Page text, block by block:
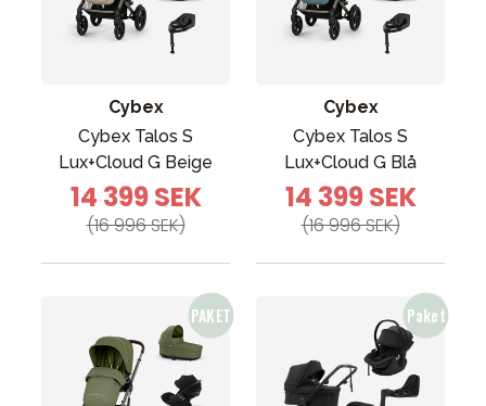
Cybex
Cybex Talos S
Lux+Cloud G Beige
14 399 SEK
(16 996 SEK)
Cybex
Cybex Talos S
Lux+Cloud G Blå
14 399 SEK
(16 996 SEK)